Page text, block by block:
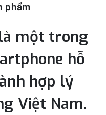
phẩm
một trong
hỗ
hợp lý
Việt Nam.